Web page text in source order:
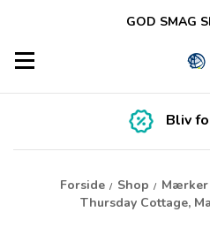
GOD SMAG
Toggle navigation
Bliv
Forside / Shop / Mærker
Thursday Cottage,